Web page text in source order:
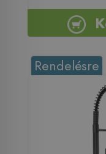
Rendelésre